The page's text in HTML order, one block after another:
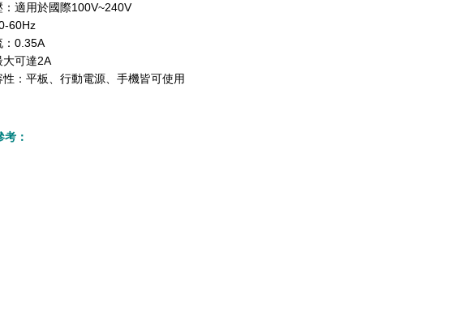
：適用於國際100V~240V
60Hz
0.35A
大可達2A
性：平板、行動電源、手機皆可使用
：